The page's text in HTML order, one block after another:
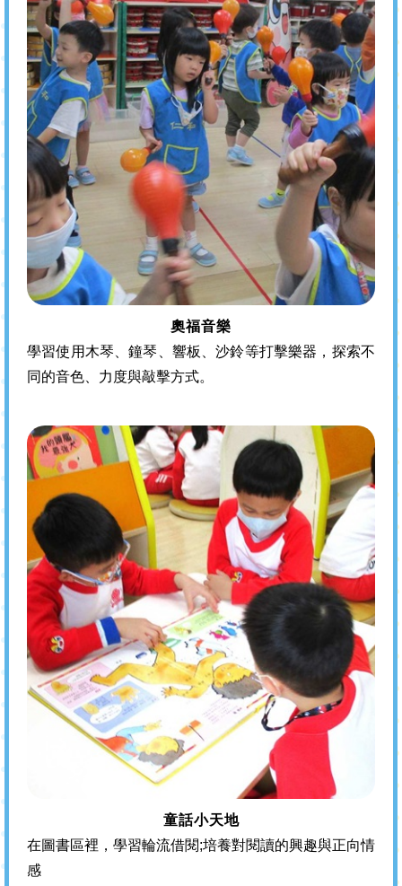
奧福音樂
學習使用木琴、鐘琴、響板、沙鈴等打擊樂器，探索不
同的音色、力度與敲擊方式。
童話小天地
在圖書區裡，學習輪流借閱;培養對閱讀的興趣與正向情
感